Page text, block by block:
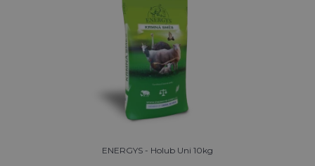
ENERGYS - Holub Uni 10kg